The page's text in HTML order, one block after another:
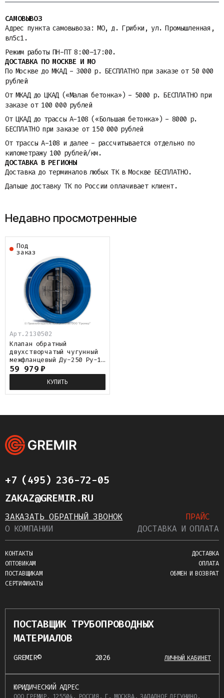
САМОВЫВОЗ
Адрес пункта самовывоза: МО, д. Грибки, ул. Промышленная,
вл5с1.
Режим работы ПН-ПТ 8:00–17:00.
ДОСТАВКА ПО МОСКВЕ И МО
По Москве до МКАД - 3000 р. БЕСПЛАТНО при заказе от 50 000
рублей
От МКАД до ЦКАД («Малая бетонка») - 5000 р. БЕСПЛАТНО при
заказе от 100 000 рублей
От ЦКАД до трассы A-108 («Большая бетонка») - 8000 р.
БЕСПЛАТНО при заказе от 150 000 рублей
От трассы A-108 и далее - рассчитывается отдельно по
километражу 100 рублей/км.
ДОСТАВКА В РЕГИОНЫ
Доставка до терминалов любых ТК в Москве БЕСПЛАТНО.
Дальше доставку ТК по России оплачивает клиент.
Недавно просмотренные
Арт. 2130502
Под
заказ
Клапан обратный
двухстворчатый чугунный
межфланцевый Ду-250 Ру-16
(Т<110°С) ств нерж CB3449
Tecofi
59 979 ₽
КУПИТЬ
+7 (495) 236-72-05
ZAKAZ@GREMIR.RU
ЗАКАЗАТЬ ОБРАТНЫЙ ЗВОНОК
ПРАЙС
О КОМПАНИИ
КОНТАКТЫ
ОПТОВИКАМ
ПОСТАВЩИКАМ
СЕРТИФИКАТЫ
ДОСТАВКА И ОПЛАТА
ДОСТАВКА
ОПЛАТА
ОБМЕН И ВОЗВРАТ
ПОСТАВЩИК ТРУБОПРОВОДНЫХ
МАТЕРИАЛОВ
GREMIR© 2026 ЛИЧНЫЙ КАБИНЕТ
ЮРИДИЧЕСКИЙ АДРЕС